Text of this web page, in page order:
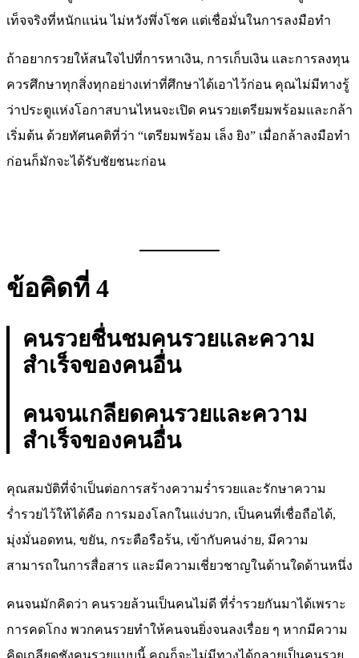
เท็จจริงที่หนักแน่น ไม่หวังพึ่งโชค แต่เชื่อมั่นในการลงมือทำ
ถ้าอยากรวยให้สนใจไปที่การหาเงิน, การเก็บเงิน และการลงทุน
ควรศึกษาทุกสิ่งทุกอย่างเท่าที่ศึกษาได้เอาไว้ก่อน คุณไม่มีทางรู้
ว่าประตูแห่งโอกาสบานไหนจะเปิด คนรวยเตรียมพร้อมและกล้า
เริ่มต้น ด้วยทัศนคติที่ว่า “เตรียมพร้อม เล็ง ยิง” เมื่อกล้าลงมือทำ
ก่อนก็มักจะได้รับชัยชนะก่อน
ข้อคิดที่ 4
คนรวยชื่นชมคนรวยและความ
สำเร็จของคนอื่น
คนจนเกลียดคนรวยและความ
สำเร็จของคนอื่น
คุณสมบัติที่จำเป็นต่อการสร้างความร่ำรวยและรักษาความ
ร่ำรวยไว้ให้ได้คือ การมองโลกในแง่บวก, เป็นคนที่เชื่อถือได้,
มุ่งมั่นอดทน, ขยัน, กระตือรือร้น, เข้ากับคนง่าย, มีความ
สามารถในการสื่อสาร และมีความเชี่ยวชาญในด้านใดด้านหนึ่ง
คนจนมักคิดว่า คนรวยล้วนเป็นคนไม่ดี ที่ร่ำรวยกันมาได้เพราะ
การคดโกง พวกคนรวยทำให้คนจนยิ่งจนลงเรื่อย ๆ หากมีความ
คิดเกลียดชังคนรวยแบบนี้ คุณก็จะไม่มีทางได้กลายเป็นคนรวย